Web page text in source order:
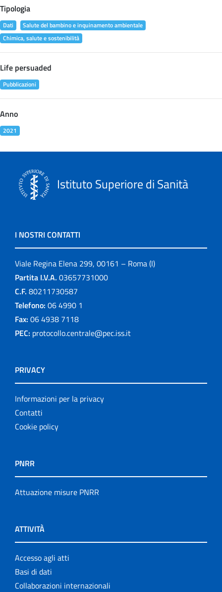
Tipologia
Dati
Salute del bambino e inquinamento ambientale
Chimica, salute e sostenibilità
Life persuaded
Pubblicazioni
Anno
2021
Istituto Superiore di Sanità
I NOSTRI CONTATTI
Viale Regina Elena 299, 00161 – Roma (I)
Partita I.V.A. 03657731000
C.F. 80211730587
Telefono: 06 4990 1
Fax: 06 4938 7118
PEC: protocollo.centrale@pec.iss.it
PRIVACY
Informazioni per la privacy
Contatti
Cookie policy
PNRR
Attuazione misure PNRR
ATTIVITÀ
Accesso agli atti
Basi di dati
Collaborazioni internazionali